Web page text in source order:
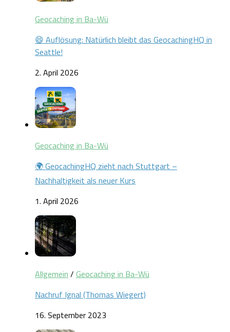
Geocaching in Ba-Wü
😄 Auflösung: Natürlich bleibt das GeocachingHQ in
Seattle!
2. April 2026
Geocaching in Ba-Wü
🌍 GeocachingHQ zieht nach Stuttgart –
Nachhaltigkeit als neuer Kurs
1. April 2026
Allgemein / Geocaching in Ba-Wü
Nachruf Ignal (Thomas Wiegert)
16. September 2023